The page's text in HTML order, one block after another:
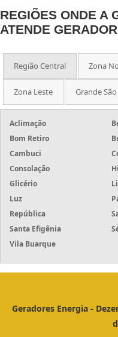
REGIÕES ONDE A
ATENDE
Região Central Zona
Zona Leste Grande
Aclimação
Bom Retiro
Cambuci
Consolação
Glicério
Luz
República
Santa Efigênia
Vila Buarque
Geradores Energia -